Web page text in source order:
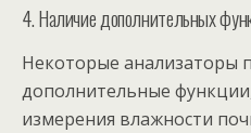
4. Наличие дополнительных
Некоторые анализаторы
дополнительные
измерения влажности